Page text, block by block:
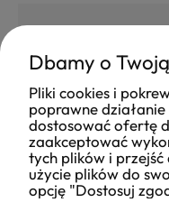
4.8
Ocena
Na
177
Dbamy o
Pliki cookies i
poprawne
dostosować ofertę
zaakceptować
tych plików i
użycie plików do
opcję "Dostosuj